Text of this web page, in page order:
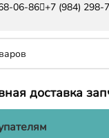
06-86 +7 (984) 298-
доставка